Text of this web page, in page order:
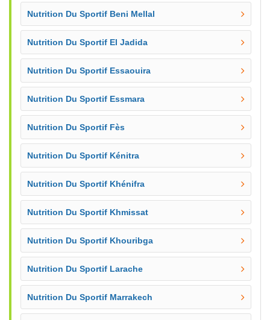
Nutrition Du Sportif Beni Mellal
Nutrition Du Sportif El Jadida
Nutrition Du Sportif Essaouira
Nutrition Du Sportif Essmara
Nutrition Du Sportif Fès
Nutrition Du Sportif Kénitra
Nutrition Du Sportif Khénifra
Nutrition Du Sportif Khmissat
Nutrition Du Sportif Khouribga
Nutrition Du Sportif Larache
Nutrition Du Sportif Marrakech